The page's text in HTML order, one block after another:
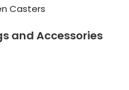
Casters
and Accessories